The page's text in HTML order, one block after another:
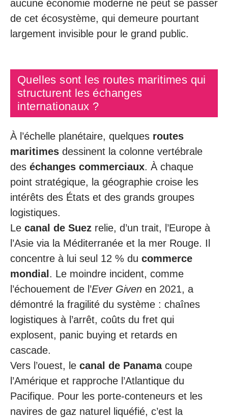
aucune économie moderne ne peut se passer
de cet écosystème, qui demeure pourtant
largement invisible pour le grand public.
Quelles sont les routes maritimes qui
structurent les échanges
internationaux ?
À l’échelle planétaire, quelques routes
maritimes dessinent la colonne vertébrale
des échanges commerciaux. À chaque
point stratégique, la géographie croise les
intérêts des États et des grands groupes
logistiques.
Le canal de Suez relie, d’un trait, l’Europe à
l’Asie via la Méditerranée et la mer Rouge. Il
concentre à lui seul 12 % du commerce
mondial . Le moindre incident, comme
l’échouement de l’Ever Given en 2021, a
démontré la fragilité du système : chaînes
logistiques à l’arrêt, coûts du fret qui
explosent, panic buying et retards en
cascade.
Vers l’ouest, le canal de Panamacoupe
l’Amérique et rapproche l’Atlantique du
Pacifique. Pour les porte-conteneurs et les
navires de gaz naturel liquéfié, c’est la